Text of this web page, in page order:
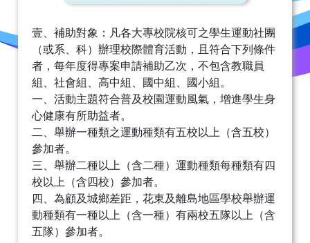
壹、補助對象：凡各大專校院核可之學生運動社團
（或系、科）辦理校際體育活動，且符合下列條件
者，每年度得專案申請補助乙次，不包含教職員
組、社會組、高中組、國中組、國小組。
一、活動主題符合普及校園運動風氣，增進學生身
心健康有所助益者。
二、舉辦一種類之運動種類有五校以上（含五校）
參加者。
三、舉辦二種以上（含二種）運動種類每種類有四
校以上（含四校）參加者。
四、為顧及城鄉差距，花東及離島地區學校舉辦運
動種類有一種以上（含一種）有兩校五隊以上（含
五隊）參加者。